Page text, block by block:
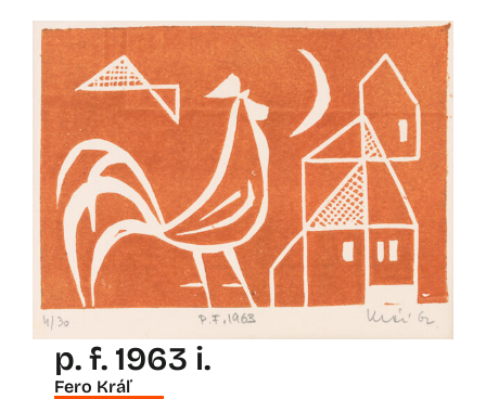
p. f. 1963 i.
Fero Kráľ